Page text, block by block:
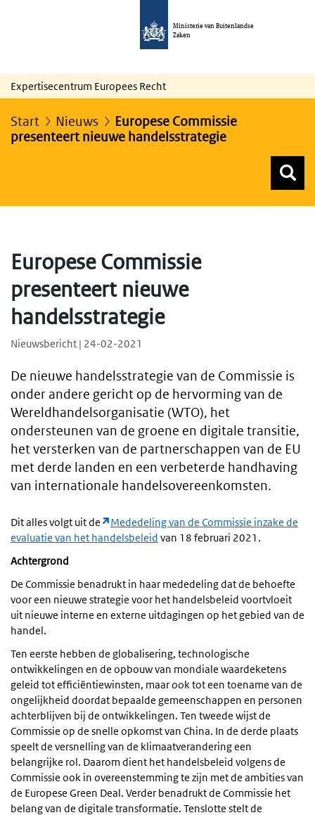
Ministerie van Buitenlandse
Zaken
Expertisecentrum Europees Recht
Start Nieuws
Europese Commissie
presenteert nieuwe handelsstrategie
Europese Commissie
presenteert nieuwe
handelsstrategie
Nieuwsbericht | 24-02-2021
De nieuwe handelsstrategie van de Commissie is
onder andere gericht op de hervorming van de
Wereldhandelsorganisatie (WTO), het
ondersteunen van de groene en digitale transitie,
het versterken van de partnerschappen van de EU
met derde landen en een verbeterde handhaving
van internationale handelsovereenkomsten.
Dit alles volgt uit de
Mededeling van de Commissie inzake de
evaluatie van het handelsbeleid van 18 februari 2021.
Achtergrond
De Commissie benadrukt in haar mededeling dat de behoefte
voor een nieuwe strategie voor het handelsbeleid voortvloeit
uit nieuwe interne en externe uitdagingen op het gebied van de
handel.
Ten eerste hebben de globalisering, technologische
ontwikkelingen en de opbouw van mondiale waardeketens
geleid tot efficiëntiewinsten, maar ook tot een toename van de
ongelijkheid doordat bepaalde gemeenschappen en personen
achterblijven bij de ontwikkelingen. Ten tweede wijst de
Commissie op de snelle opkomst van China. In de derde plaats
speelt de versnelling van de klimaatverandering een
belangrijke rol. Daarom dient het handelsbeleid volgens de
Commissie ook in overeenstemming te zijn met de ambities van
de Europese Green Deal. Verder benadrukt de Commissie het
belang van de digitale transformatie. Tenslotte stelt de